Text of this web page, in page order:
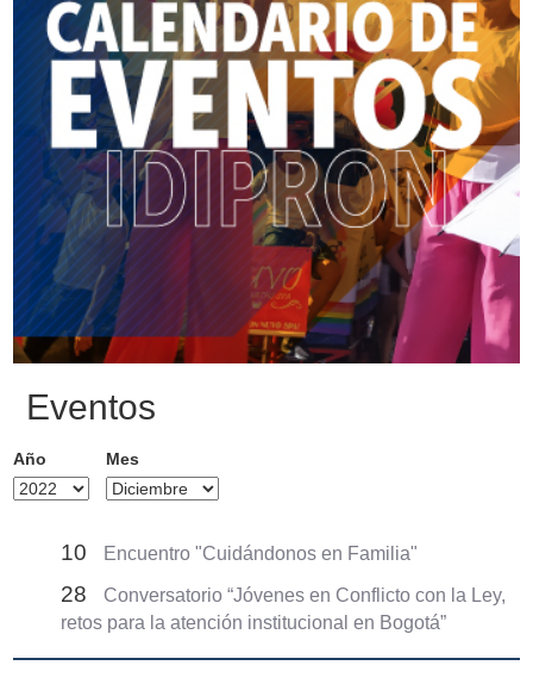
Eventos
Año Mes
10 Encuentro "Cuidándonos en Familia"
28
Conversatorio “Jóvenes en Conflicto con la Ley,
retos para la atención institucional en Bogotá”